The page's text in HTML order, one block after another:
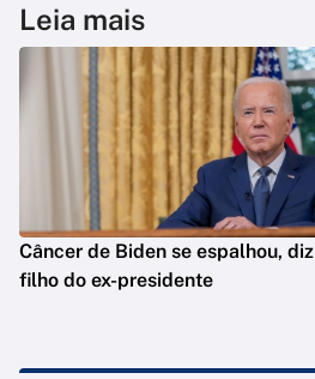
Leia mais
Câncer de Biden se espalhou, diz
filho do ex-presidente